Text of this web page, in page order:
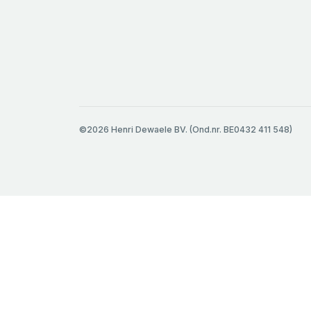
©2026 Henri Dewaele BV. (Ond.nr. BE0432 411 548)